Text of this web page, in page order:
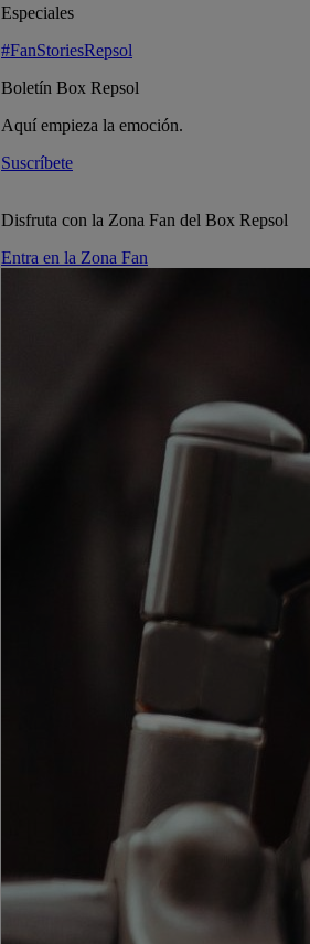
Especiales
#FanStoriesRepsol
Boletín Box Repsol
Aquí empieza la emoción.
Suscríbete
Disfruta con la Zona Fan del Box Repsol
Entra en la Zona Fan